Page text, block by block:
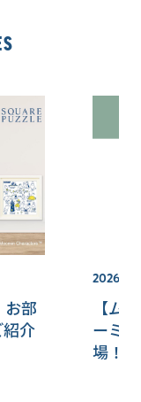
お部
介
【ム
ーミ
場！/